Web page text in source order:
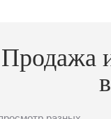
Продажа